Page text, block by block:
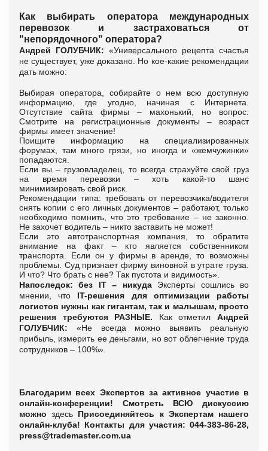
Как выбирать оператора международных
перевозок и застраховаться от
"непорядочного" оператора?
Андрей ГОЛУБЧИК: «Универсального рецепта счастья
не существует, уже доказано. Но кое-какие рекомендации
дать можно:
Выбирая оператора, собирайте о нем всю доступную
информацию, где угодно, начиная с Интернета.
Отсутствие сайта фирмы – махонький, но вопрос.
Смотрите на регистрационные документы – возраст
фирмы имеет значение!
Поищите информацию на специализированных
форумах, там много грязи, но иногда и «жемчужинки»
попадаются.
Если вы – грузовладелец, то всегда страхуйте свой груз
на время перевозки – хоть какой-то шанс
минимизировать свой риск.
Рекомендации типа: требовать от перевозчика/водителя
снять копии с его личных документов – работают, только
необходимо помнить, что это требование – не законно.
Не захочет водитель – никто заставить не может!
Если это автотранспортная компания, то обратите
внимание на факт – кто является собственником
транспорта. Если он у фирмы в аренде, то возможны
проблемы. Суд признает фирму виновной в утрате груза.
И что? Что брать с нее? Так пустота и видимость».
Напоследок:
без IT – никуда
Эксперты сошлись во
мнении, что IT-решения для оптимизации работы
логистов нужны как гигантам, так и малышам, просто
решения требуются РАЗНЫЕ.
Как отметил Андрей
ГОЛУБЧИК: «Не всегда можно выявить реальную
прибыль, измерить ее деньгами, но вот облегчение труда
сотрудников – 100%».
Благодарим всех Экспертов за активное участие в
онлайн-конференции!
Смотреть ВСЮ дискуссию
можноздесь Присоединяйтесь к Экспертам нашего
онлайн-клуба! Контакты для участия: 044-383-86-28,
press@trademaster.com.ua